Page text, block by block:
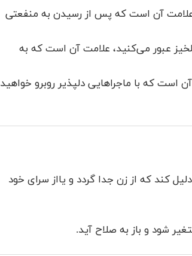
علامت آن است که پس از رسیدن به منفعتی
عبور می‌کنید، علامت آن است که به
که با ماجراهایی دلپذیر روبرو خواهید
کند که از زن جدا گردد و یااز سرای خود
شود و باز به صلاح آید.